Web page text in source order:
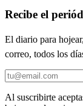
Recibe el
El diario para
correo, todos los
Al suscribirte